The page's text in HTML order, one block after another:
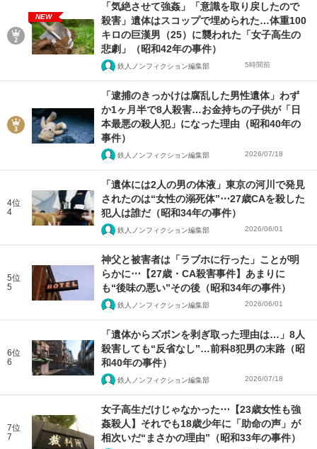
NEW
「気絶させて強姦」「意識を取り戻したので
殺害」遺体はスコップで埋められた…体重100
キロの巨漢男（25）に襲われた「女子高生の
悲劇」（昭和42年の事件）
鉄人ノンフィクション編集部 5時間前
「逮捕のきっかけは腐乱した男性遺体」わず
か1ヶ月半で8人殺害…お金持ちの子供が「日
本最悪の殺人犯」になった理由（昭和40年の
事件）
鉄人ノンフィクション編集部 2026/07/18
4位
4
「遺体には2人の男の体液」東京の河川で発見
されたのは“女性の溺死体”⋯27歳CAを殺した
犯人は誰だ（昭和34年の事件）
鉄人ノンフィクション編集部 2026/06/01
5位
5
神父と被害者は「ラブホに行った」ことが明
らかに⋯【27歳・CA殺害事件】あまりに
も“後味の悪い”その後（昭和34年の事件）
鉄人ノンフィクション編集部 2026/06/01
6位
6
「遺体からズボンを剥ぎ取った理由は…」8人
殺害しても“反省なし”…前科8犯男の末路（昭
和40年の事件）
鉄人ノンフィクション編集部 2026/07/18
7位
7
女子高生だけじゃなかった⋯【23歳女性も強
姦殺人】それでも18歳少年に「助命の声」が
相次いだ“まさかの理由”（昭和33年の事件）